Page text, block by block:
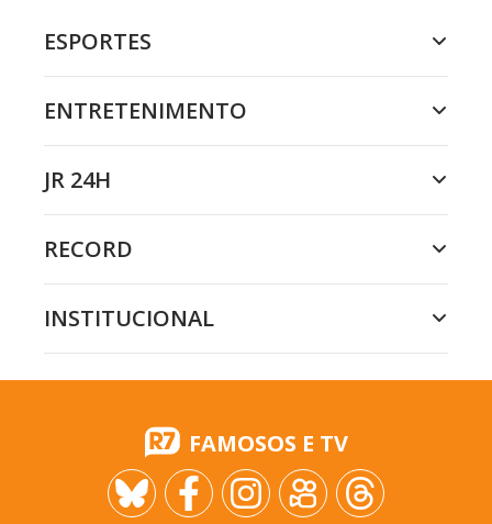
ESPORTES
ENTRETENIMENTO
JR 24H
RECORD
INSTITUCIONAL
FAMOSOS E TV